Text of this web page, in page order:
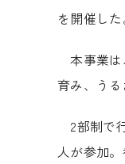
を開催した
本事業は
育み、う
2部制で
人が参加